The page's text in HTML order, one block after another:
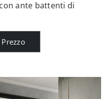
ante battenti di